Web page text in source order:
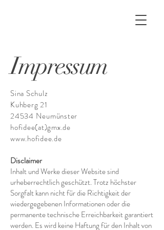
Impressum
Sina Schulz
Kuhberg 21
24534 Neumünster
hofidee(at)gmx.de
www.hofidee.de
Disclaimer
Inhalt und Werke dieser Website sind
urheberrechtlich geschützt. Trotz höchster
Sorgfalt kann nicht für die Richtigkeit der
wiedergegebenen Informationen oder die
permanente technische Erreichbarkeit garantiert
werden. Es wird keine Haftung für den Inhalt von